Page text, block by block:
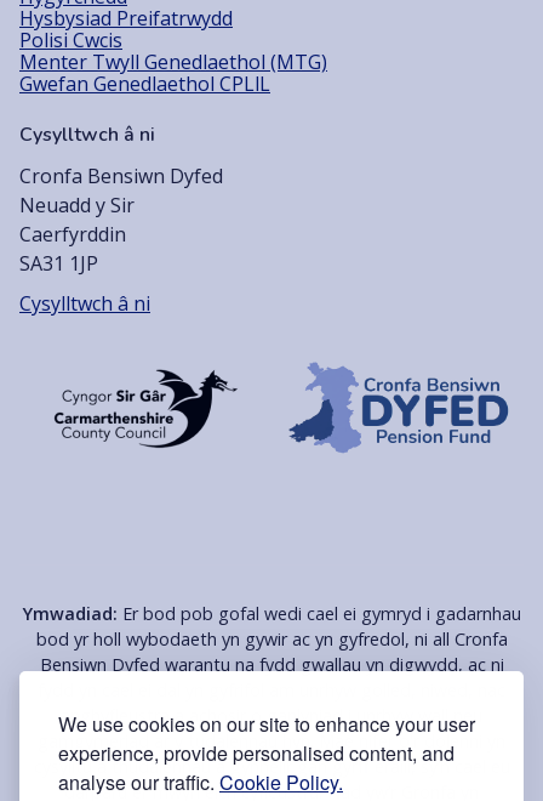
We use cookies on our site to enhance your user
experience, provide personalised content, and
analyse our traffic. Cookie Policy.
Hysbysiad Preifatrwydd
Polisi Cwcis
Menter Twyll Genedlaethol (MTG)
Gwefan Genedlaethol CPLlL
Cysylltwch â ni
Cronfa Bensiwn Dyfed
Neuadd y Sir
Caerfyrddin
SA31 1JP
Cysylltwch â ni
Ymwadiad: Er bod pob gofal wedi cael ei gymryd i gadarnhau
bod yr holl wybodaeth yn gywir ac yn gyfredol, ni all Cronfa
Bensiwn Dyfed warantu na fydd gwallau yn digwydd, ac ni
anghyfleustra a achosir o ganlyniad i unrhyw wall neu
gamgymeriad ar y tudalennau hyn. Mae nifer o'r dolenni yn
cysylltu â thudalennau â gynhelir gan gyrff eraill, sy’n cael eu
darparu er mwyn eich cyfleustra. Nad yw’r Gronfa yn